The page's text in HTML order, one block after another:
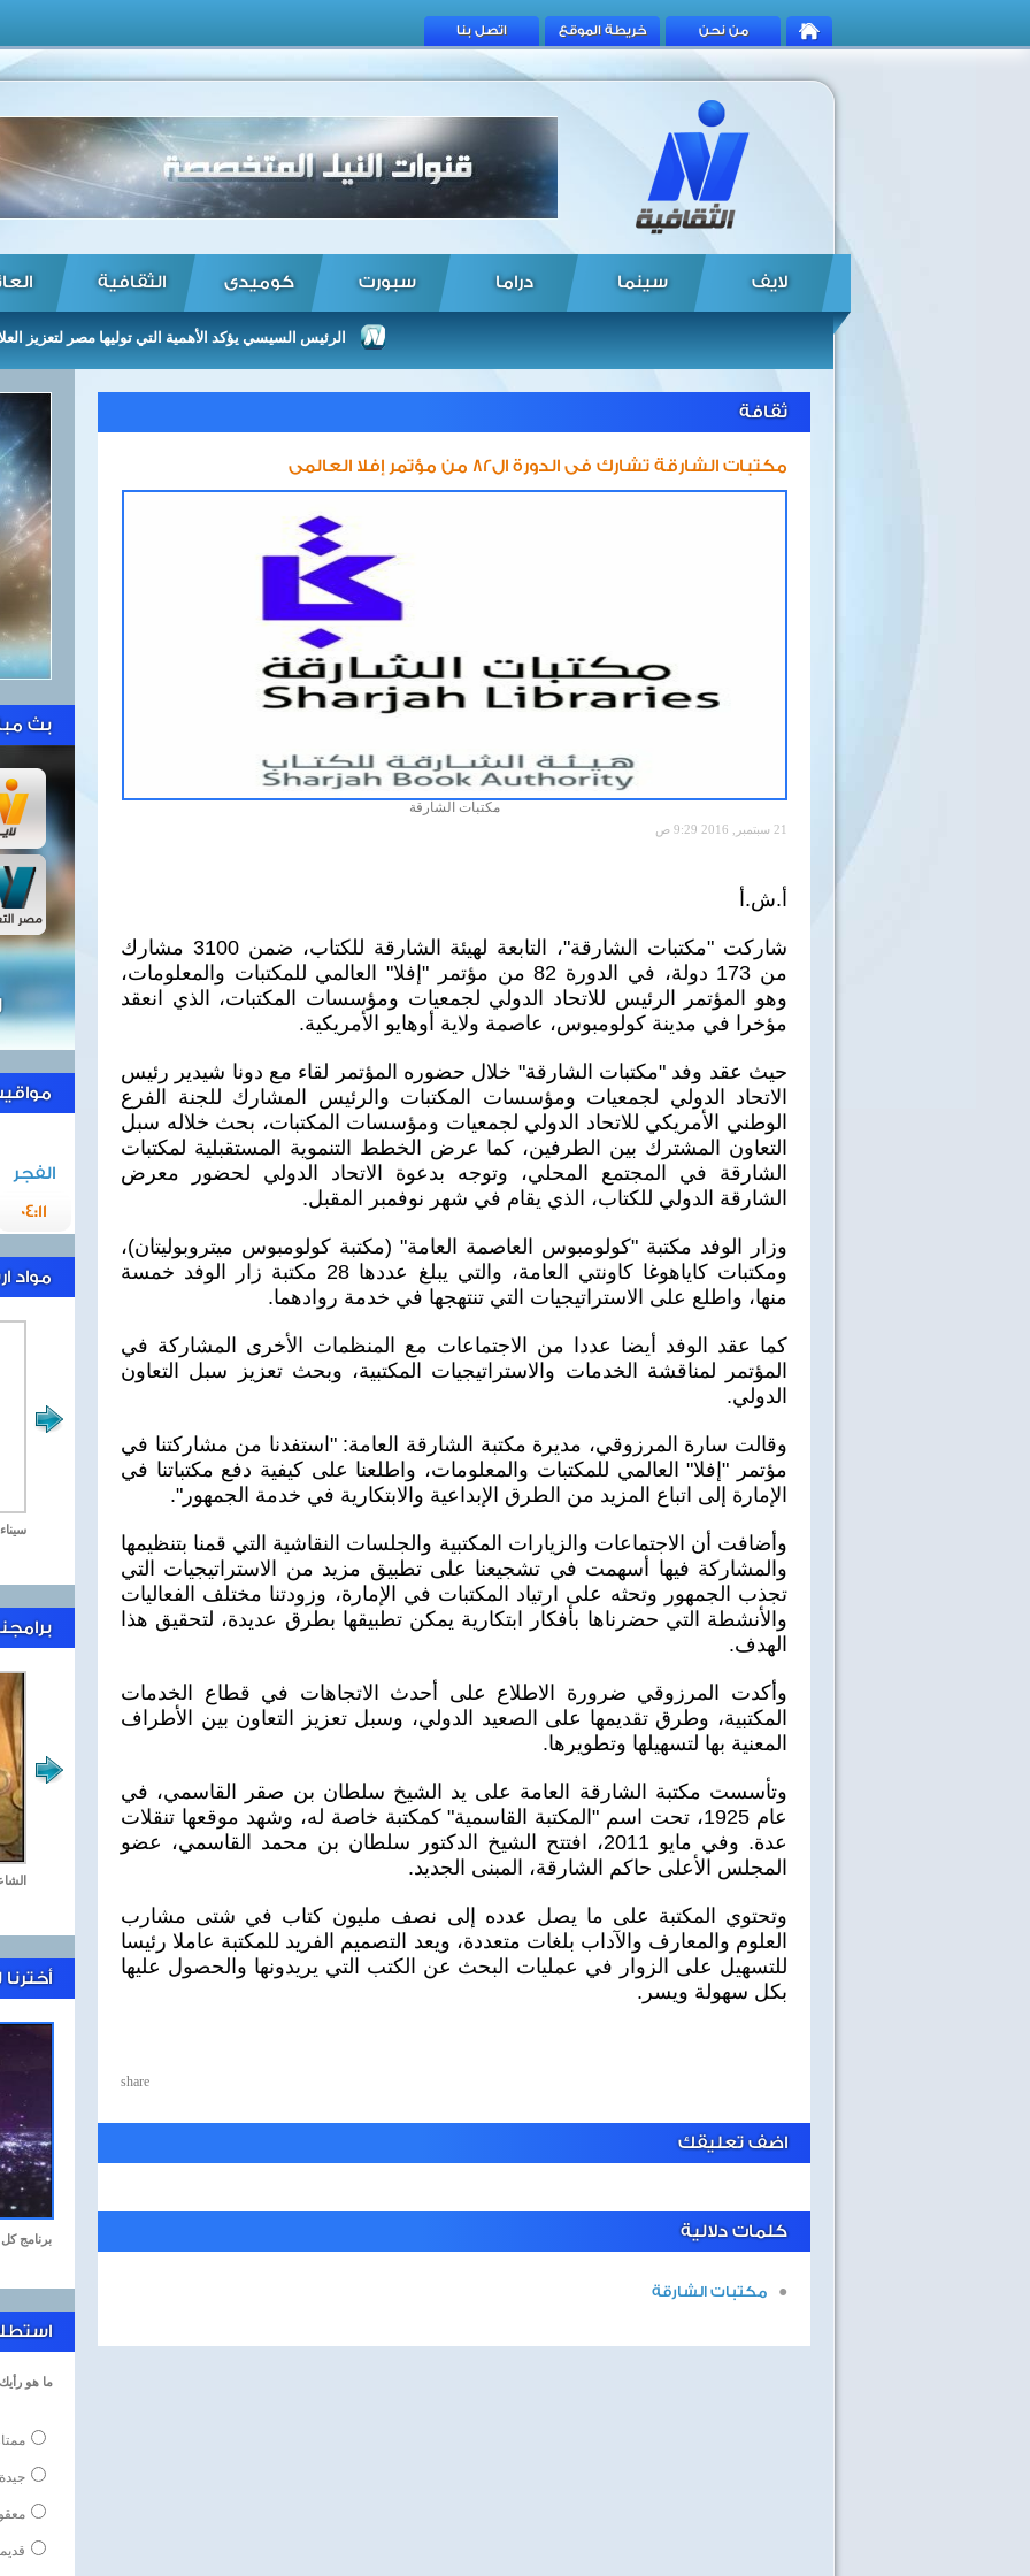
من نحن خريطة الموقع اتصل بنا
لايف سينما دراما سبورت كوميدى الثقافية
الرئيس السيسي يؤكد الأهمية التي توليها مصر لتعزيز العلاقات
ثقافة
مكتبات الشارقة تشارك فى الدورة ال82 من مؤتمر إفلا العالمى
مكتبات الشارقة
21 سبتمبر, 2016 9:29 ص
أ.ش.أ
شاركت "مكتبات الشارقة"، التابعة لهيئة الشارقة للكتاب، ضمن 3100 مشارك
من 173 دولة، في الدورة 82 من مؤتمر "إفلا" العالمي للمكتبات والمعلومات،
وهو المؤتمر الرئيس للاتحاد الدولي لجمعيات ومؤسسات المكتبات، الذي انعقد
مؤخرا في مدينة كولومبوس، عاصمة ولاية أوهايو الأمريكية.
حيث عقد وفد "مكتبات الشارقة" خلال حضوره المؤتمر لقاء مع دونا شيدير رئيس
الاتحاد الدولي لجمعيات ومؤسسات المكتبات والرئيس المشارك للجنة الفرع
الوطني الأمريكي للاتحاد الدولي لجمعيات ومؤسسات المكتبات، بحث خلاله سبل
التعاون المشترك بين الطرفين، كما عرض الخطط التنموية المستقبلية لمكتبات
الشارقة في المجتمع المحلي، وتوجه بدعوة الاتحاد الدولي لحضور معرض
الشارقة الدولي للكتاب، الذي يقام في شهر نوفمبر المقبل.
وزار الوفد مكتبة "كولومبوس العاصمة العامة" (مكتبة كولومبوس ميتروبوليتان)،
ومكتبات كاياهوغا كاونتي العامة، والتي يبلغ عددها 28 مكتبة زار الوفد خمسة
منها، واطلع على الاستراتيجيات التي تنتهجها في خدمة روادهما.
كما عقد الوفد أيضا عددا من الاجتماعات مع المنظمات الأخرى المشاركة في
المؤتمر لمناقشة الخدمات والاستراتيجيات المكتبية، وبحث تعزيز سبل التعاون
الدولي.
وقالت سارة المرزوقي، مديرة مكتبة الشارقة العامة: "استفدنا من مشاركتنا في
مؤتمر "إفلا" العالمي للمكتبات والمعلومات، واطلعنا على كيفية دفع مكتباتنا في
الإمارة إلى اتباع المزيد من الطرق الإبداعية والابتكارية في خدمة الجمهور".
وأضافت أن الاجتماعات والزيارات المكتبية والجلسات النقاشية التي قمنا بتنظيمها
والمشاركة فيها أسهمت في تشجيعنا على تطبيق مزيد من الاستراتيجيات التي
تجذب الجمهور وتحثه على ارتياد المكتبات في الإمارة، وزودتنا مختلف الفعاليات
والأنشطة التي حضرناها بأفكار ابتكارية يمكن تطبيقها بطرق عديدة، لتحقيق هذا
الهدف.
وأكدت المرزوقي ضرورة الاطلاع على أحدث الاتجاهات في قطاع الخدمات
المكتبية، وطرق تقديمها على الصعيد الدولي، وسبل تعزيز التعاون بين الأطراف
المعنية بها لتسهيلها وتطويرها.
وتأسست مكتبة الشارقة العامة على يد الشيخ سلطان بن صقر القاسمي، في
عام 1925، تحت اسم "المكتبة القاسمية" كمكتبة خاصة له، وشهد موقعها تنقلات
عدة. وفي مايو 2011، افتتح الشيخ الدكتور سلطان بن محمد القاسمي، عضو
المجلس الأعلى حاكم الشارقة، المبنى الجديد.
وتحتوي المكتبة على ما يصل عدده إلى نصف مليون كتاب في شتى مشارب
العلوم والمعارف والآداب بلغات متعددة، ويعد التصميم الفريد للمكتبة عاملا رئيسا
للتسهيل على الزوار في عمليات البحث عن الكتب التي يريدونها والحصول عليها
بكل سهولة ويسر.
share
اضف تعليقك
كلمات دلالية
مكتبات الشارقة
بث
الفجر
04:11
مواد
سيناء 2018 العملية
البحث عن انسان
برنامج كل
ما هو
جيدة